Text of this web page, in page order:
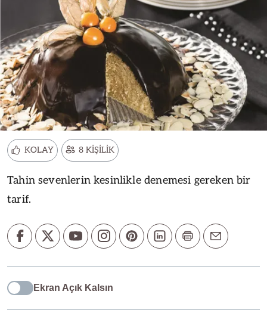
KOLAY 8 KİŞİLİK
Tahin sevenlerin kesinlikle denemesi gereken bir
tarif.
Ekran Açık Kalsın